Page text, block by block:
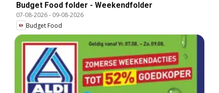
Budget Food folder - Weekendfolder
07-08-2026- 09-08-2026
Budget Food